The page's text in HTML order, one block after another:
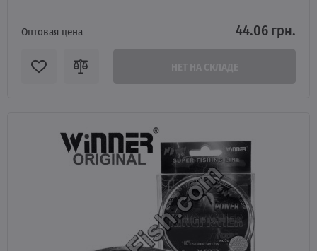
Оптовая цена 44.06 грн.